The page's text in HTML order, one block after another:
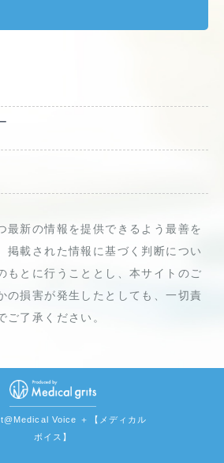
最新の情報を提供できるよう最善を
掲載された情報に基づく判断につい
もとに行うこととし、本サイトのご
の損害が発生したとしても、一切責
ご了承ください。
Voice ＋【メディカル
ボイス】